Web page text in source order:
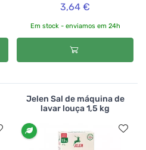
3,64 €
Em stock - enviamos em 24h
Jelen Sal de máquina de
lavar louça 1,5 kg